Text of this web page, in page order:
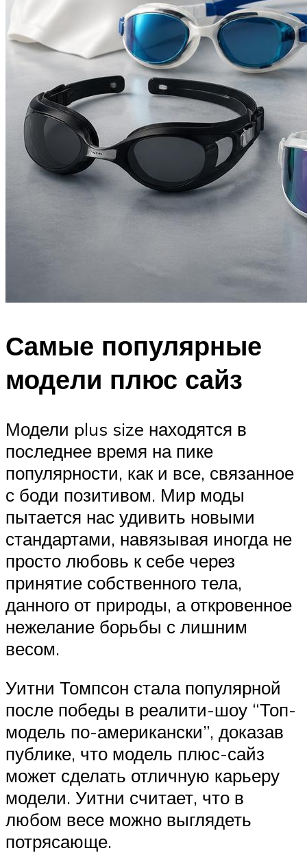
Самые популярные
модели плюс сайз
Модели plus size находятся в
последнее время на пике
популярности, как и все, связанное
с боди позитивом. Мир моды
пытается нас удивить новыми
стандартами, навязывая иногда не
просто любовь к себе через
принятие собственного тела,
данного от природы, а откровенное
нежелание борьбы с лишним
весом.
Уитни Томпсон стала популярной
после победы в реалити-шоу “Топ-
модель по-американски”, доказав
публике, что модель плюс-сайз
может сделать отличную карьеру
модели. Уитни считает, что в
любом весе можно выглядеть
потрясающе.